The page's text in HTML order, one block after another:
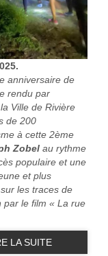
anniversaire de
rendu par
Ville de Rivière
de 200
à cette 2ème
Zobel au rythme
populaire et une
et plus
les traces de
par le film « La rue
LA SUITE